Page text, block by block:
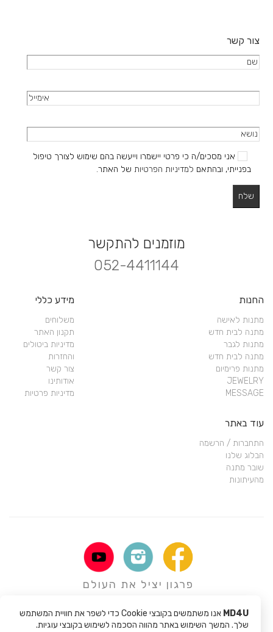
צור קשר
אני מסכים/ה כי פרטי יישמרו וייעשה בהם שימוש לצורך טיפול
בפנייתי, ובהתאם למדיניות הפרטיות של האתר.
מוזמנים להתקשר
052-4411144
החנות
מתנות לאישה
מתנה לבית חדש
מתנות לגבר
מתנה לבית חדש
מתנות פרימיום
JEWELRY
MESSAGE
מידע כללי
משלוחים
תקנון האתר
מדיניות ביטולים
והחזרות
צור קשר
אודותינו
מדיניות פרטיות
עוד באתר
התחברות / הרשמה
הבלוג שלנו
שובר מתנה
מהעיתונות
פרגון יציל את העולם
MD4U
אנו משתמשים בקובצי Cookie כדי לשפר את חוויית המשתמש
שלך. המשך השימוש באתר מהווה הסכמה לשימוש בקובצי עוגיות.